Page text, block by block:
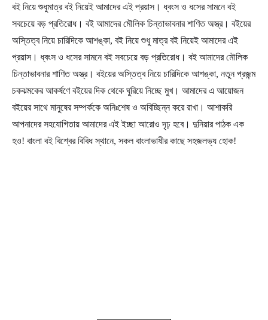
বই নিয়ে শুধুমাত্র বই নিয়েই আমাদের এই প্রয়াস। ধ্বংস ও ধসের সামনে বই
সবচেয়ে বড় প্রতিরোধ। বই আমাদের মৌলিক চিন্তাভাবনার শাণিত অস্ত্র। বইয়ের
অস্তিত্ব নিয়ে চারিদিকে আশঙ্কা, বই নিয়ে শুধু মাত্র বই নিয়েই আমাদের এই
প্রয়াস। ধ্বংস ও ধসের সামনে বই সবচেয়ে বড় প্রতিরোধ। বই আমাদের মৌলিক
চিন্তাভাবনার শাণিত অস্ত্র। বইয়ের অস্তিত্ব নিয়ে চারিদিকে আশঙ্কা, নতুন প্রজন্ম
চকঝমকের আকর্ষণে বইয়ের দিক থেকে ঘুরিয়ে নিচ্ছে মুখ। আমাদের এ আয়োজন
বইয়ের সাথে মানুষের সম্পর্ককে অনিঃশেষ ও অবিচ্ছিন্ন করে রাখা। আশাকরি
আপনাদের সহযোগিতায় আমাদের এই ইচ্ছা আরোও দৃঢ় হবে। দুনিয়ার পাঠক এক
হও! বাংলা বই বিশ্বের বিবিধ স্থানে, সকল বাংলাভাষীর কাছে সহজলভ্য হোক!